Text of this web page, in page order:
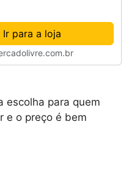
Ir para a loja
escolha para quem
e o preço é bem